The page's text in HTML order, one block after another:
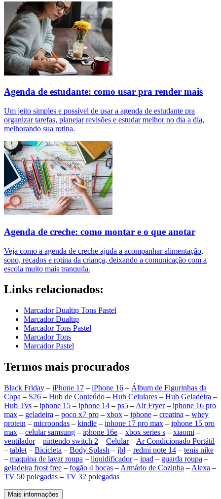
Agenda de estudante: como usar pra render mais
Um jeito simples e possível de usar a agenda de estudante pra
organizar tarefas, planejar revisões e estudar melhor no dia a dia,
melhorando sua rotina.
Agenda de creche: como montar e o que anotar
Veja como a agenda de creche ajuda a acompanhar alimentação,
sono, recados e rotina da criança, deixando a comunicação com a
escola muito mais tranquila.
Links relacionados:
Marcador Dualtip Tons Pastel
Marcador Dualtip
Marcador Tons Pastel
Marcador Tons
Marcador Pastel
Termos mais procurados
Black Friday – iPhone 17 – iPhone 16 – Álbum de Figurinhas da
Copa – S26 – Hub de Conteúdo – Hub Celulares – Hub Geladeira –
Hub Tvs – iphone 15 – iphone 14 – ps5 – Air Fryer– iphone 16 pro
max – geladeira – poco x7 pro – xbox – iphone – creatina – whey
protein – microondas – kindle – iphone 17 pro max – iphone 15 pro
max – celular samsung – iphone 16e – xbox series s – xiaomi –
ventilador– nintendo switch 2 – Celular– Ar Condicionado Portátil
– tablet – Bicicleta – Body Splash – jbl – redmi note 14 – tenis nike
– maquina de lavar roupa – liquidificador– ipad – guarda roupa –
geladeira frost free – fogão 4 bocas – Armário de Cozinha – Alexa –
TV 50 polegadas – TV 32 polegadas
Mais informações